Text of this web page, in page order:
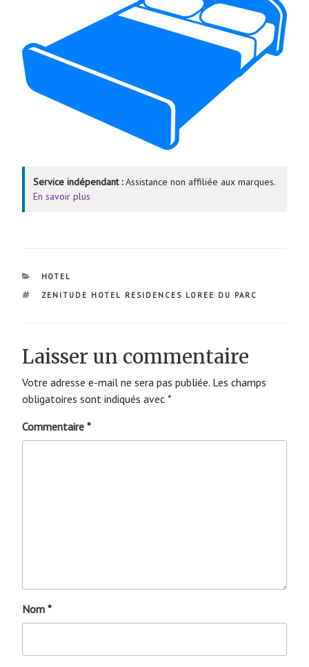
Service indépendant :Assistance non affiliée aux marques.
En savoir plus
CATÉGORIES
HOTEL
ÉTIQUETTES
ZENITUDE HOTEL RESIDENCES LOREE DU PARC
Laisser un commentaire
Votre adresse e-mail ne sera pas publiée. Les champs
obligatoires sont indiqués avec *
Commentaire *
Nom *